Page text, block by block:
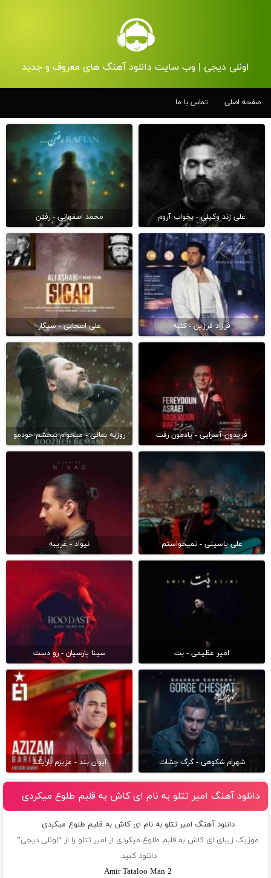
اونلی دیجی | وب سایت دانلود آهنگ های معروف و جدید
صفحه اصلی تماس با ما
علی زند وکیلی - بخواب آروم محمد اصفهانی - رفتن
فرزاد فرزین - کلبه علی اصحابی - سیگار
فریدون آسرایی - یادمون رفت روزبه بمانی - میخوام ببخشم خودمو
علی یاسینی - نمیخواستم نیواد - غریبه
امیر عظیمی - بت سینا پارسیان - رو دست
شهرام شکوهی - گرگ چشات ایوان بند - عزیزم باریکلا
دانلود آهنگ امیر تتلو به نام اى كاش به قلبم طلوع ميكردى
دانلود آهنگ امیر تتلو به نام اى كاش به قلبم طلوع ميكردى
موزیک زیبای اى كاش به قلبم طلوع ميكردى از امیر تتلو را از “اونلی دیجی”
دانلود کنید.
Amir Tataloo Man 2